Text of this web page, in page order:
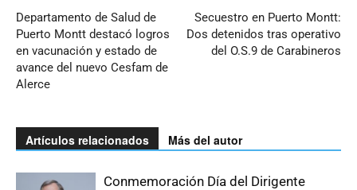
Departamento de Salud de
Puerto Montt destacó logros
en vacunación y estado de
avance del nuevo Cesfam de
Alerce
Secuestro en Puerto Montt:
Dos detenidos tras operativo
del O.S.9 de Carabineros
Artículos relacionados Más del autor
Conmemoración Día del Dirigente